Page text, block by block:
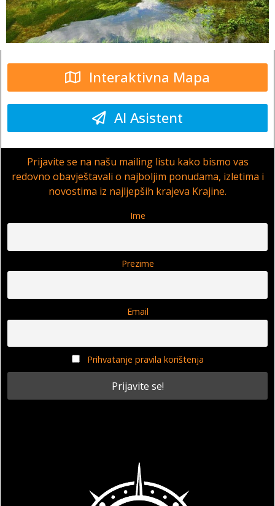
Interaktivna Mapa
AI Asistent
Prijavite se na našu mailing listu kako bismo vas
redovno obavještavali o najboljim ponudama, izletima i
novostima iz najljepših krajeva Krajine.
Ime
Prezime
Email
Prihvatanje pravila korištenja